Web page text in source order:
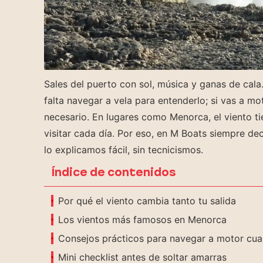
Sales del puerto con sol, música y ganas de
falta navegar a vela para entenderlo; si vas a
necesario. En lugares como Menorca, el viento
visitar cada día. Por eso, en M Boats siempre
lo explicamos fácil, sin tecnicismos.
Índice de contenidos
Por qué el viento cambia tanto tu salida
Los vientos más famosos en Menorca
Consejos prácticos para navegar a motor
Mini checklist antes de soltar amarras